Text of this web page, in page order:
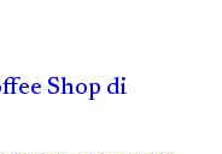
Shop di